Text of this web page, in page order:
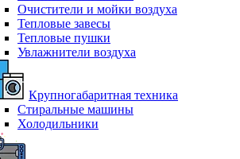
Очистители и мойки воздуха
Тепловые завесы
Тепловые пушки
Увлажнители воздуха
Крупногабаритная техника
Стиральные машины
Холодильники